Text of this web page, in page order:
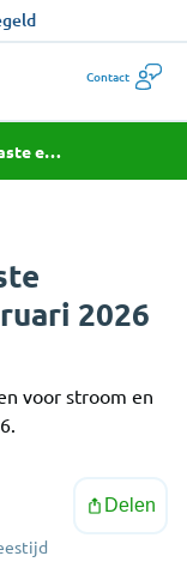
Contact
Top 5 goedkoopste vaste energiecontracten februari 2026
2026
voor stroom en
Delen